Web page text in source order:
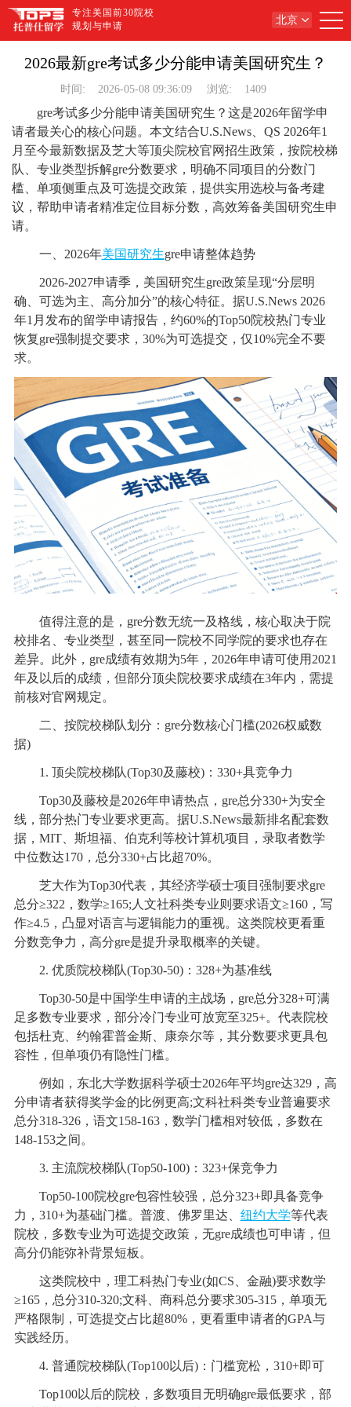
专注美国前30院校
规划与申请
北京
2026最新gre考试多少分能申请美国研究生？
时间: 2026-05-08 09:36:09 浏览: 1409
gre考试多少分能申请美国研究生？这是2026年留学申
请者最关心的核心问题。本文结合U.S.News、QS 2026年1
月至今最新数据及芝大等顶尖院校官网招生政策，按院校梯
队、专业类型拆解gre分数要求，明确不同项目的分数门
槛、单项侧重点及可选提交政策，提供实用选校与备考建
议，帮助申请者精准定位目标分数，高效筹备美国研究生申
请。
一、2026年美国研究生gre申请整体趋势
2026-2027申请季，美国研究生gre政策呈现“分层明
确、可选为主、高分加分”的核心特征。据U.S.News 2026
年1月发布的留学申请报告，约60%的Top50院校热门专业
恢复gre强制提交要求，30%为可选提交，仅10%完全不要
求。
值得注意的是，gre分数无统一及格线，核心取决于院
校排名、专业类型，甚至同一院校不同学院的要求也存在
差异。此外，gre成绩有效期为5年，2026年申请可使用2021
年及以后的成绩，但部分顶尖院校要求成绩在3年内，需提
前核对官网规定。
二、按院校梯队划分：gre分数核心门槛(2026权威数
据)
1. 顶尖院校梯队(Top30及藤校)：330+具竞争力
Top30及藤校是2026年申请热点，gre总分330+为安全
线，部分热门专业要求更高。据U.S.News最新排名配套数
据，MIT、斯坦福、伯克利等校计算机项目，录取者数学
中位数达170，总分330+占比超70%。
芝大作为Top30代表，其经济学硕士项目强制要求gre
总分≥322，数学≥165;人文社科类专业则要求语文≥160，写
作≥4.5，凸显对语言与逻辑能力的重视。这类院校更看重
分数竞争力，高分gre是提升录取概率的关键。
2. 优质院校梯队(Top30-50)：328+为基准线
Top30-50是中国学生申请的主战场，gre总分328+可满
足多数专业要求，部分冷门专业可放宽至325+。代表院校
包括杜克、约翰霍普金斯、康奈尔等，其分数要求更具包
容性，但单项仍有隐性门槛。
例如，东北大学数据科学硕士2026年平均gre达329，高
分申请者获得奖学金的比例更高;文科社科类专业普遍要求
总分318-326，语文158-163，数学门槛相对较低，多数在
148-153之间。
3. 主流院校梯队(Top50-100)：323+保竞争力
Top50-100院校gre包容性较强，总分323+即具备竞争
力，310+为基础门槛。普渡、佛罗里达、 纽约大学等代表
院校，多数专业为可选提交政策，无gre成绩也可申请，但
高分仍能弥补背景短板。
这类院校中，理工科热门专业(如CS、金融)要求数学
≥165，总分310-320;文科、商科总分要求305-315，单项无
严格限制，可选提交占比超80%，更看重申请者的GPA与
实践经历。
4. 普通院校梯队(Top100以后)：门槛宽松，310+即可
Top100以后的院校，多数项目无明确gre最低要求，部